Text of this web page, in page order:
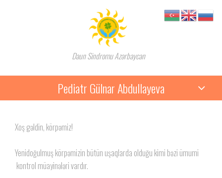
Daun Sindromu Azərbaycan
Pediatr Gülnar Abdullayeva
Xoş gəldin, körpəmiz!
Yenidoğulmuş körpəmizin bütün uşaqlarda olduğu kimi bəzi ümumi
kontrol müayinələri vardır.